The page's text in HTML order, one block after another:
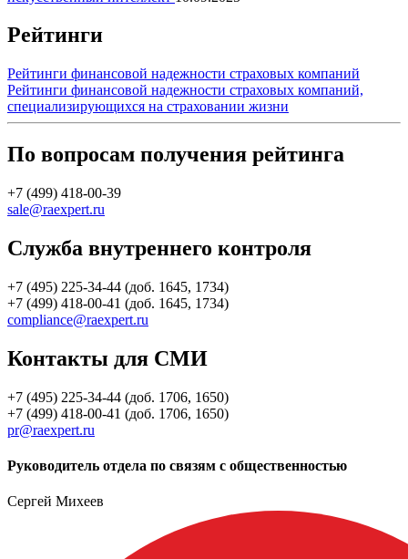
Рейтинги
Рейтинги финансовой надежности страховых компаний
Рейтинги финансовой надежности страховых компаний,
специализирующихся на страховании жизни
По вопросам получения рейтинга
+7 (499) 418-00-39
sale@raexpert.ru
Служба внутреннего контроля
+7 (495) 225-34-44 (доб. 1645, 1734)
+7 (499) 418-00-41 (доб. 1645, 1734)
compliance@raexpert.ru
Контакты для СМИ
+7 (495) 225-34-44 (доб. 1706, 1650)
+7 (499) 418-00-41 (доб. 1706, 1650)
pr@raexpert.ru
Руководитель отдела по связям с общественностью
Сергей Михеев